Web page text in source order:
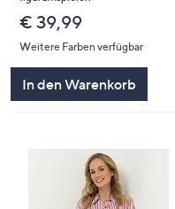
€ 39,99
Weitere Farben verfügbar
In den Warenkorb